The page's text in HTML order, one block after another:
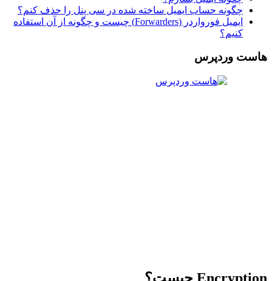
چگونه حساب ایمیل ساخته شده در سی پنل را حذف کنم؟
ایمیل فورواردر (Forwarders) چیست و چگونه از آن استفاده
کنیم؟
هاست وردپرس
Encryption چیست؟